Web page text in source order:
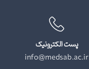
پست الکترونیک
info@medsab.ac.ir